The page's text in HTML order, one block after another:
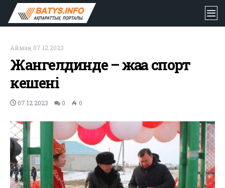
Аймақ- 07.12.2023
Жангелдинде – жаңа спорт
кешені
07.12.2023 0 0